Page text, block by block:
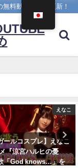
料動画を日々更新！
メイキング
【2023/12/18発売！週
2付録DVDチラ見せ
ャパ！』ならDVDが